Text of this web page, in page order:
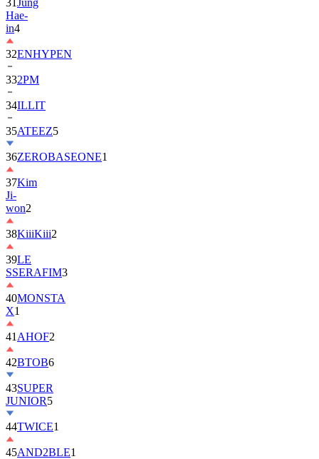
31 Jung
Hae-
in4
32ENHYPEN
332PM
34ILLIT
35ATEEZ5
36ZEROBASEONE1
37Kim
Ji-
won2
38KiiiKiii2
39LE
SSERAFIM3
40MONSTA
X1
41 AHOF2
42BTOB6
43SUPER
JUNIOR5
44TWICE1
45AND2BLE1